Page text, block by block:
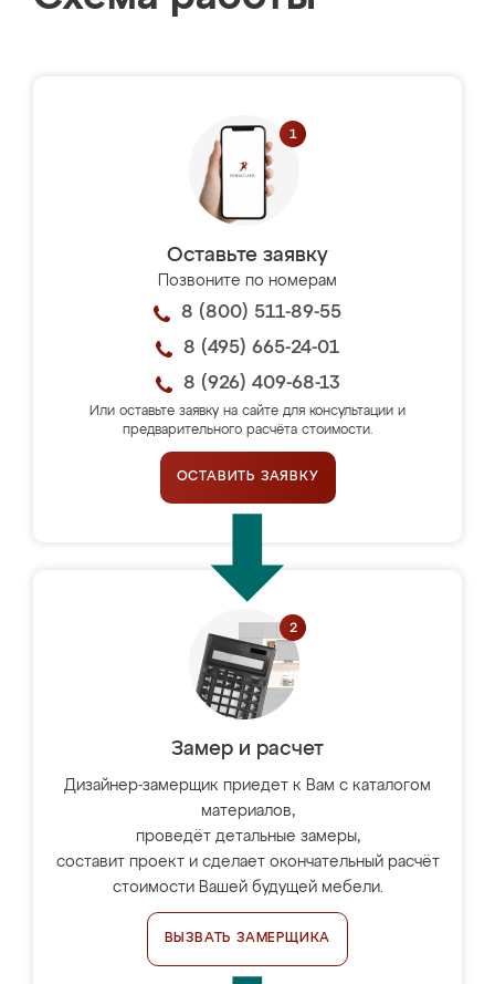
Оставьте заявку
Позвоните по номерам
8 (800) 511-89-55
8 (495) 665-24-01
8 (926) 409-68-13
Или оставьте заявку на сайте для консультации и
предварительного расчёта стоимости.
ОСТАВИТЬ ЗАЯВКУ
Замер и расчет
Дизайнер-замерщик приедет к Вам с каталогом
материалов,
проведёт детальные замеры,
составит проект и сделает окончательный расчёт
стоимости Вашей будущей мебели.
ВЫЗВАТЬ ЗАМЕРЩИКА